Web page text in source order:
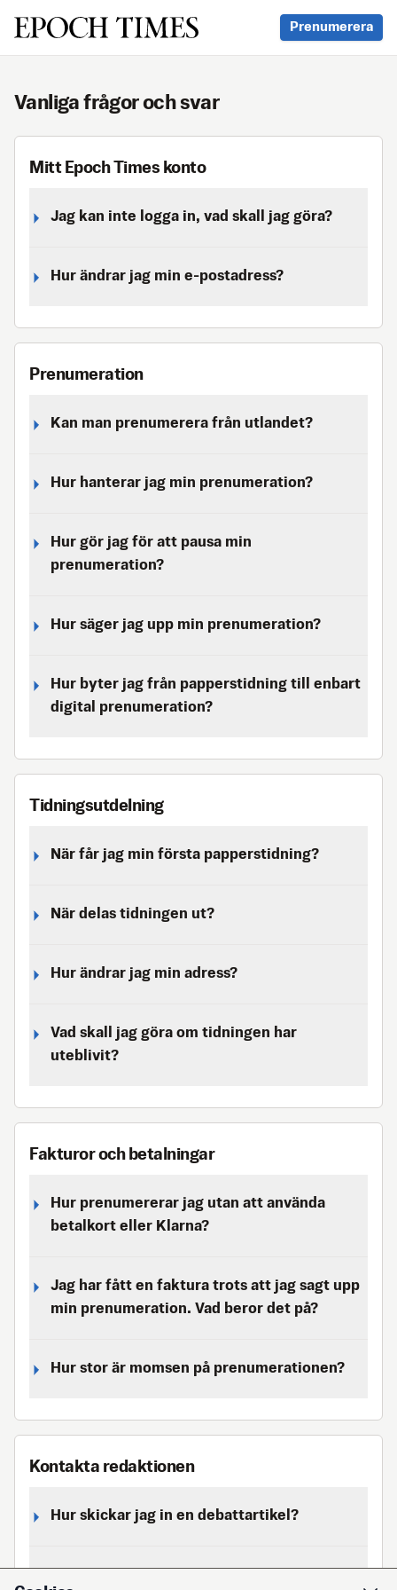
Svenska Epoch Times Prenumerera
Vanliga frågor och svar
Mitt Epoch Times konto
Jag kan inte logga in, vad skall jag göra?
Hur ändrar jag min e-postadress?
Prenumeration
Kan man prenumerera från utlandet?
Hur hanterar jag min prenumeration?
Hur gör jag för att pausa min
prenumeration?
Hur säger jag upp min prenumeration?
Hur byter jag från papperstidning till enbart
digital prenumeration?
Tidningsutdelning
När får jag min första papperstidning?
När delas tidningen ut?
Hur ändrar jag min adress?
Vad skall jag göra om tidningen har
uteblivit?
Fakturor och betalningar
Hur prenumererar jag utan att använda
betalkort eller Klarna?
Jag har fått en faktura trots att jag sagt upp
min prenumeration. Vad beror det på?
Hur stor är momsen på prenumerationen?
Kontakta redaktionen
Hur skickar jag in en debattartikel?